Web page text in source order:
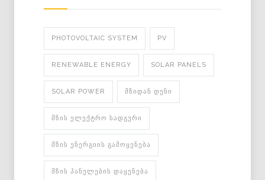
PHOTOVOLTAIC SYSTEM PV
RENEWABLE ENERGY SOLAR PANELS
SOLAR POWER ᲛᲖᲘᲓᲐᲜ ᲓᲔᲜᲘ
ᲛᲖᲘᲡ ᲔᲚᲔᲥᲢᲠᲝ ᲡᲐᲓᲒᲣᲠᲘ
ᲛᲖᲘᲡ ᲔᲜᲔᲠᲒᲘᲘᲡ ᲒᲐᲛᲝᲧᲔᲜᲔᲑᲐ
ᲛᲖᲘᲡ ᲞᲐᲜᲔᲚᲔᲑᲘᲡ ᲓᲐᲧᲔᲜᲔᲑᲐ